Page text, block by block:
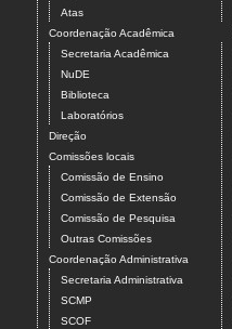
Atas
Coordenação Acadêmica
Secretaria Acadêmica
NuDE
Biblioteca
Laboratórios
Direção
Comissões locais
Comissão de Ensino
Comissão de Extensão
Comissão de Pesquisa
Outras Comissões
Coordenação Administrativa
Secretaria Administrativa
SCMP
SCOF